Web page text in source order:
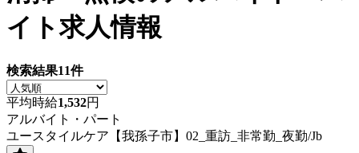
イト求人情報
検索結果11件
平均時給1,532円
アルバイト・パート
ユースタイルケア【我孫子市】02_重訪_非常勤_夜勤/Jb